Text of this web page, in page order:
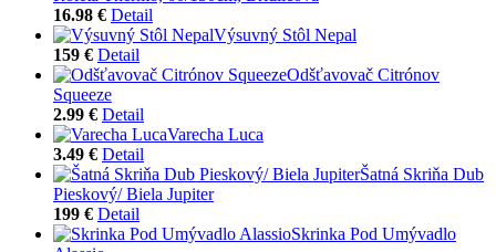
16.98 € Detail
Výsuvný Stôl Nepal
159 € Detail
Odšťavovač Citrónov
Squeeze
2.99 € Detail
Varecha Luca
3.49 € Detail
Šatná Skriňa Dub
Pieskový/ Biela Jupiter
199 € Detail
Skrinka Pod Umývadlo